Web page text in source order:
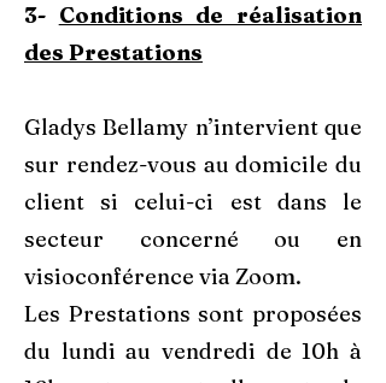
3- Conditions de réalisation
des Prestations
Gladys Bellamy n’intervient que
sur rendez-vous au domicile du
client si celui-ci est dans le
secteur concerné ou en
visioconférence via Zoom.
Les Prestations sont proposées
du lundi au vendredi de 10h à